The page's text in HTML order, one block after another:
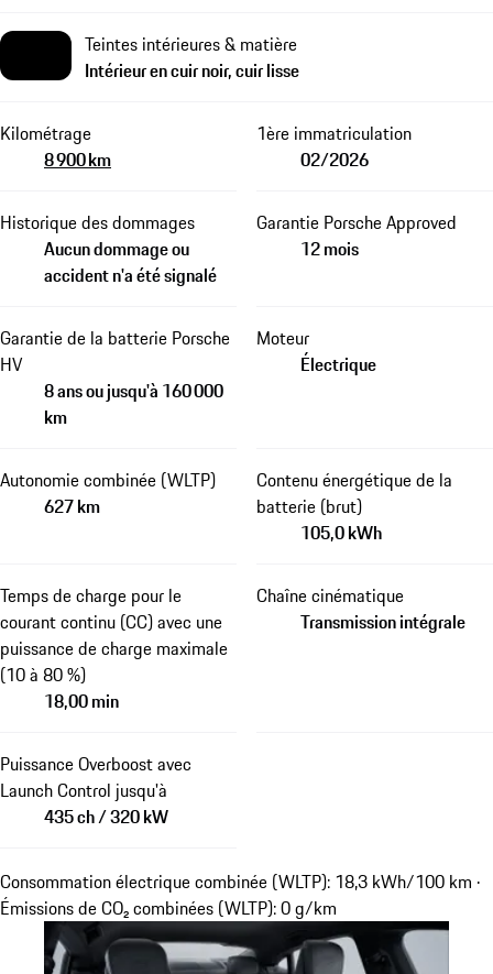
Teintes intérieures & matière
Intérieur en cuir noir, cuir lisse
Kilométrage
8 900 km
1ère immatriculation
02/2026
Historique des dommages
Aucun dommage ou
accident n'a été signalé
Garantie Porsche Approved
12 mois
Garantie de la batterie Porsche
HV
8 ans ou jusqu'à 160 000
km
Moteur
Électrique
Autonomie combinée (WLTP)
627 km
Contenu énergétique de la
batterie (brut)
105,0 kWh
Temps de charge pour le
courant continu (CC) avec une
puissance de charge maximale
(10 à 80 %)
18,00 min
Chaîne cinématique
Transmission intégrale
Puissance Overboost avec
Launch Control jusqu'à
435 ch / 320 kW
Consommation électrique combinée (WLTP): 18,3 kWh/100 km ·
Émissions de CO₂ combinées (WLTP): 0 g/km